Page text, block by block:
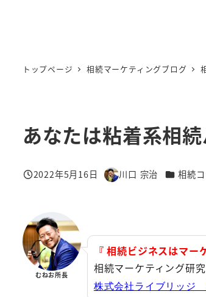
トップページ 相続マーケティングブログ
あなたは粘着系相
投稿日
2022年5月16日
著
川口 宗治 カテゴリ
相続
むねお所長
『 相続ビジネスはマー
相続マーケティング研
株式会社ライブリッジ